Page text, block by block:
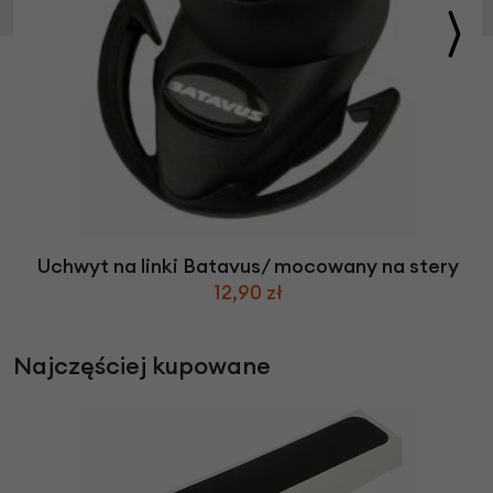
Uchwyt na linki Batavus/ mocowany na stery
12,90 zł
Najczęściej kupowane